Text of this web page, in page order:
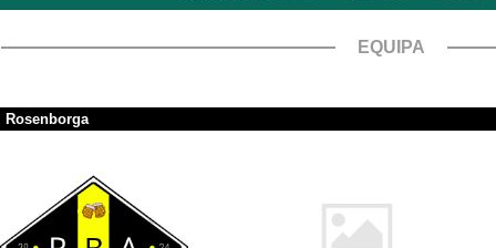
EQUIPA
Rosenborga